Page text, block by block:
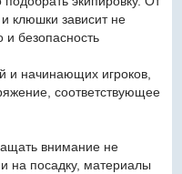
клюшки зависит не
безопасность
и начинающих игроков,
соответствующее
внимание не
на посадку, материалы